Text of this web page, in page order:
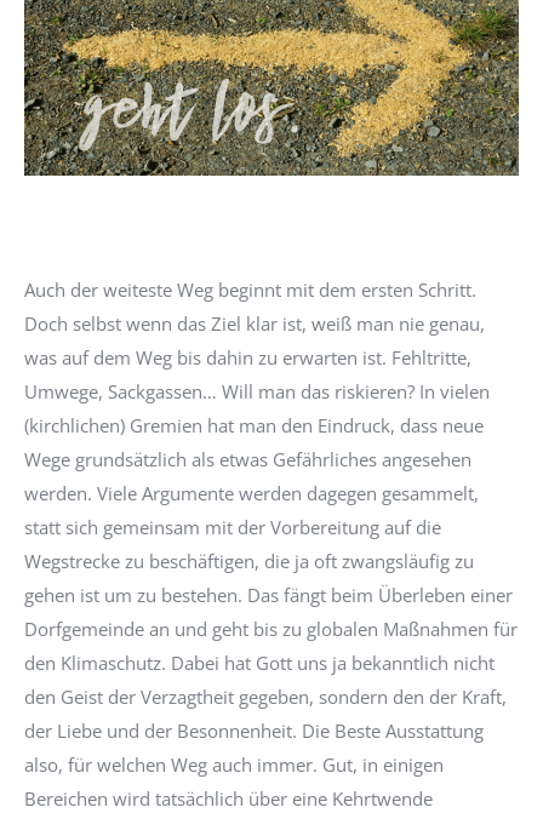
Auch der weiteste Weg beginnt mit dem ersten Schritt.
Doch selbst wenn das Ziel klar ist, weiß man nie genau,
was auf dem Weg bis dahin zu erwarten ist. Fehltritte,
Umwege, Sackgassen… Will man das riskieren? In vielen
(kirchlichen) Gremien hat man den Eindruck, dass neue
Wege grundsätzlich als etwas Gefährliches angesehen
werden. Viele Argumente werden dagegen gesammelt,
statt sich gemeinsam mit der Vorbereitung auf die
Wegstrecke zu beschäftigen, die ja oft zwangsläufig zu
gehen ist um zu bestehen. Das fängt beim Überleben einer
Dorfgemeinde an und geht bis zu globalen Maßnahmen für
den Klimaschutz. Dabei hat Gott uns ja bekanntlich nicht
den Geist der Verzagtheit gegeben, sondern den der Kraft,
der Liebe und der Besonnenheit. Die Beste Ausstattung
also, für welchen Weg auch immer. Gut, in einigen
Bereichen wird tatsächlich über eine Kehrtwende